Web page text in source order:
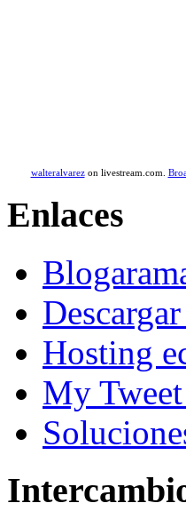
walteralvarezon livestream.com.
Enlaces
Hosting
My